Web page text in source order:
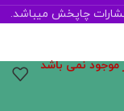
چاپخش میباشد.
موجود نمی باشد